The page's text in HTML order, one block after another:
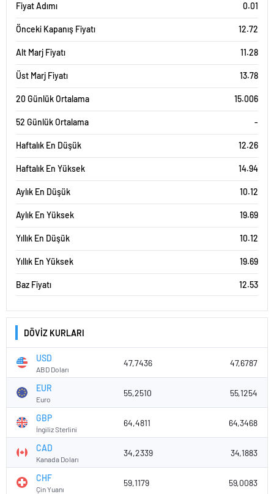
Fiyat Adımı 0.01
Önceki Kapanış Fiyatı 12.72
Alt Marj Fiyatı 11.28
Üst Marj Fiyatı 13.78
20 Günlük Ortalama 15.006
52 Günlük Ortalama -
Haftalık En Düşük 12.26
Haftalık En Yüksek 14.94
Aylık En Düşük 10.12
Aylık En Yüksek 19.69
Yıllık En Düşük 10.12
Yıllık En Yüksek 19.69
Baz Fiyatı 12.53
DÖVİZ KURLARI
USD
ABD Doları
47,7436 47,6787
EUR
Euro
55,2510 55,1254
GBP
İngiliz Sterlini
64,4811 64,3468
CAD
Kanada Doları
34,2339 34,1883
CHF
Çin Yuanı
59,1179 59,0083